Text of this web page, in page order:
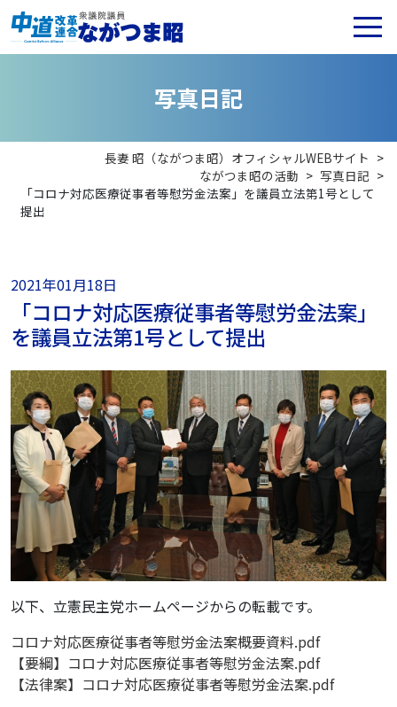
写真日記
長妻 昭（ながつま昭）オフィシャルWEBサイト >
ながつま昭の活動 > 写真日記 >
「コロナ対応医療従事者等慰労金法案」を議員立法第1号として
提出
2021年01月18日
「コロナ対応医療従事者等慰労金法案」
を議員立法第1号として提出
以下、立憲民主党ホームページからの転載です。
コロナ対応医療従事者等慰労金法案概要資料.pdf
【要綱】コロナ対応医療従事者等慰労金法案.pdf
【法律案】コロナ対応医療従事者等慰労金法案.pdf